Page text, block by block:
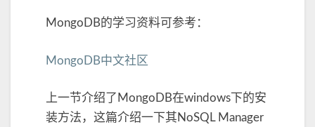
f
n
g
MongoDB的学习资料可参考：
MongoDB中文社区
上一节介绍了MongoDB在windows下的安
装方法，这篇介绍一下其NoSQL Manager